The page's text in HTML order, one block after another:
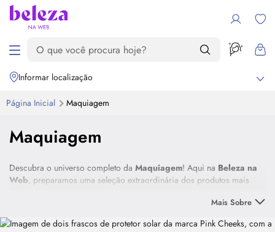
Informar localização
Página Inicial Maquiagem
Maquiagem
Descubra o universo completo daMaquiagem! Aqui na Beleza na
Web, preparamos uma seleção extraordinária dos produtos mais
Nosso portfólio é pensado para atender a todos os seus desejos de
Mais Sobre
Destaque